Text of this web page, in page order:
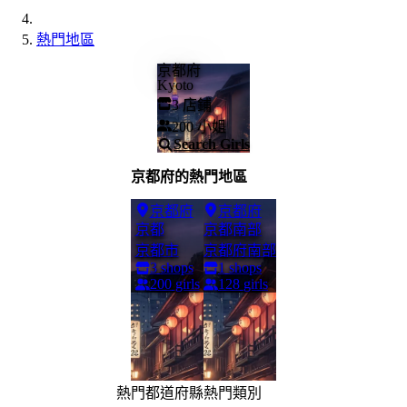
熱門地區
京都府
Kyoto
3 店鋪
200 小姐
Search Girls
京都府的熱門地區
京都府
京都
京都市
3 shops
200 girls
京都府
京都南部
京都府南部
1 shops
128 girls
熱門都道府縣熱門類別